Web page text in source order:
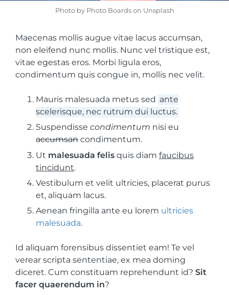
Photo by Photo Boards on Unsplash
Maecenas mollis augue vitae lacus accumsan,
non eleifend nunc mollis. Nunc vel tristique est,
vitae egestas eros. Morbi ligula eros,
condimentum quis congue in, mollis nec velit.
Mauris malesuada metus sed ante
scelerisque, nec rutrum dui luctus.
Suspendisse condimentum nisi eu
accumsan condimentum.
Ut malesuada felis quis diam faucibus
tincidunt.
Vestibulum et velit ultricies, placerat purus
et, aliquam lacus.
Aenean fringilla ante eu lorem ultricies
malesuada.
Id aliquam forensibus dissentiet eam! Te vel
verear scripta sententiae, ex mea doming
diceret. Cum constituam reprehendunt id? Sit
facer quaerendum in?